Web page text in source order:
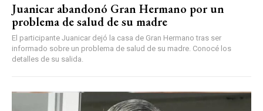
Juanicar abandonó Gran Hermano por un
problema de salud de su madre
El participante Juanicar dejó la casa de Gran Hermano tras ser
informado sobre un problema de salud de su madre. Conocé los
detalles de su salida.